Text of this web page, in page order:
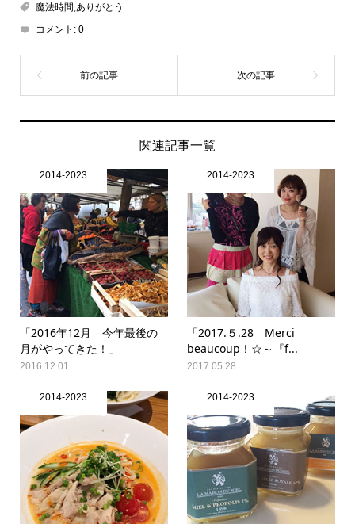
魔法時間,ありがとう
コメント: 0
関連記事一覧
2014-2023
「2016年12月 今年最後の
月がやってきた！」
2016.12.01
2014-2023
「2017.５.28 Merci
beaucoup！☆～『f...
2017.05.28
2014-2023 2014-2023